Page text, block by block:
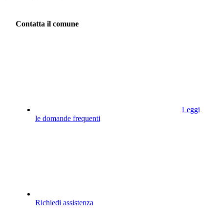
Contatta il comune
Leggi
le domande frequenti
Richiedi assistenza